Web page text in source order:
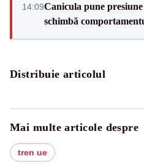
14:09Canicula pune
schimbă
Distribuie articolul
Mai multe articole despre
tren ue